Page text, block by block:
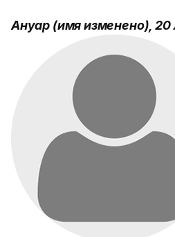
Ануар (имя изменено), 20